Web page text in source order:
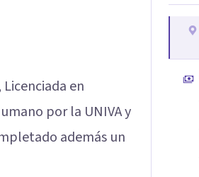
en
por la UNIVA y
además un